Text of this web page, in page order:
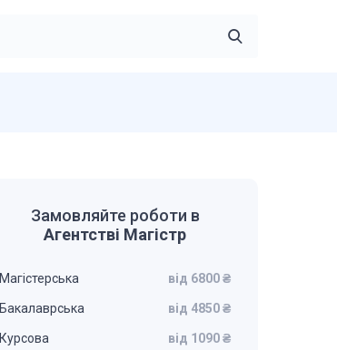
Замовляйте роботи в
Агентстві Магістр
Магістерська від 6800 ₴
Бакалаврська від 4850 ₴
Курсова від 1090 ₴